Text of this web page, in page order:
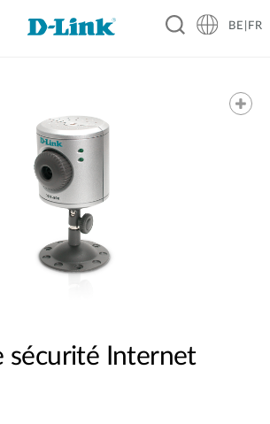
BE|FR
sécurité Internet